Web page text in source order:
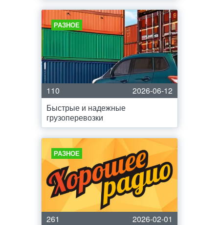
РАЗНОЕ
110
2026-06-12
Быстрые и надежные
грузоперевозки
РАЗНОЕ
261
2026-02-01